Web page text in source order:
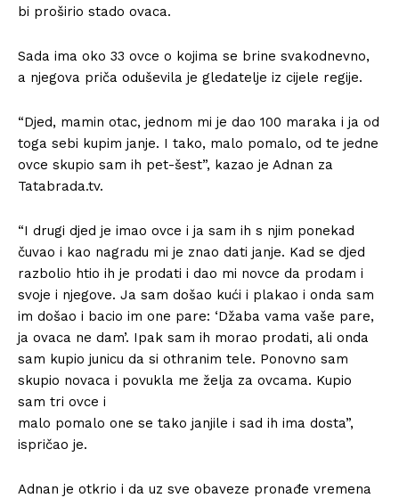
bi proširio stado ovaca.
Sada ima oko 33 ovce o kojima se brine svakodnevno,
a njegova priča oduševila je gledatelje iz cijele regije.
“Djed, mamin otac, jednom mi je dao 100 maraka i ja od
toga sebi kupim janje. I tako, malo pomalo, od te jedne
ovce skupio sam ih pet-šest”, kazao je Adnan za
Tatabrada.tv.
“I drugi djed je imao ovce i ja sam ih s njim ponekad
čuvao i kao nagradu mi je znao dati janje. Kad se djed
razbolio htio ih je prodati i dao mi novce da prodam i
svoje i njegove. Ja sam došao kući i plakao i onda sam
im došao i bacio im one pare: ‘Džaba vama vaše pare,
ja ovaca ne dam’. Ipak sam ih morao prodati, ali onda
sam kupio junicu da si othranim tele. Ponovno sam
skupio novaca i povukla me želja za ovcama. Kupio
sam tri ovce i
malo pomalo one se tako janjile i sad ih ima dosta”,
ispričao je.
Adnan je otkrio i da uz sve obaveze pronađe vremena